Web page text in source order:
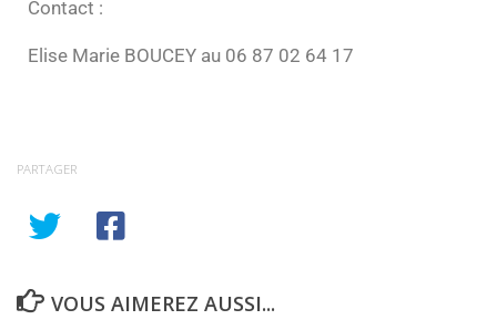
Contact :
Elise Marie BOUCEY au 06 87 02 64 17
PARTAGER
VOUS AIMEREZ AUSSI...